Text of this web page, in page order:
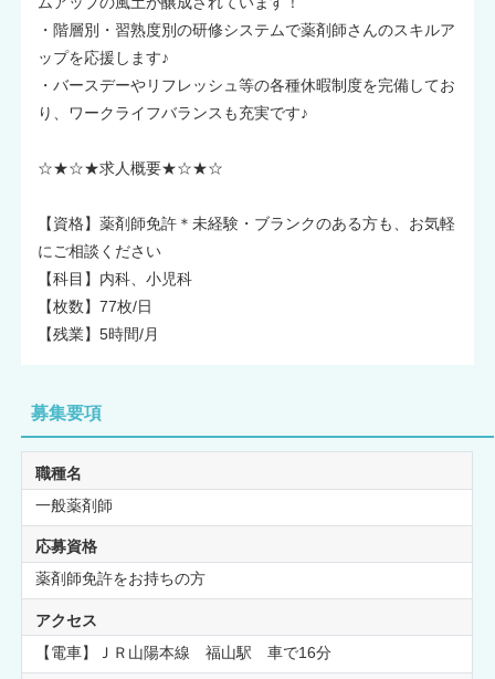
・階層別・習熟度別の研修システムで薬剤師さんのスキルア
ップを応援します♪
・バースデーやリフレッシュ等の各種休暇制度を完備してお
り、ワークライフバランスも充実です♪
☆★☆★求人概要★☆★☆
【資格】薬剤師免許＊未経験・ブランクのある方も、お気軽
にご相談ください
【科目】内科、小児科
【枚数】77枚/日
【残業】5時間/月
募集要項
職種名
一般薬剤師
応募資格
薬剤師免許をお持ちの方
アクセス
【電車】ＪＲ山陽本線 福山駅 車で16分